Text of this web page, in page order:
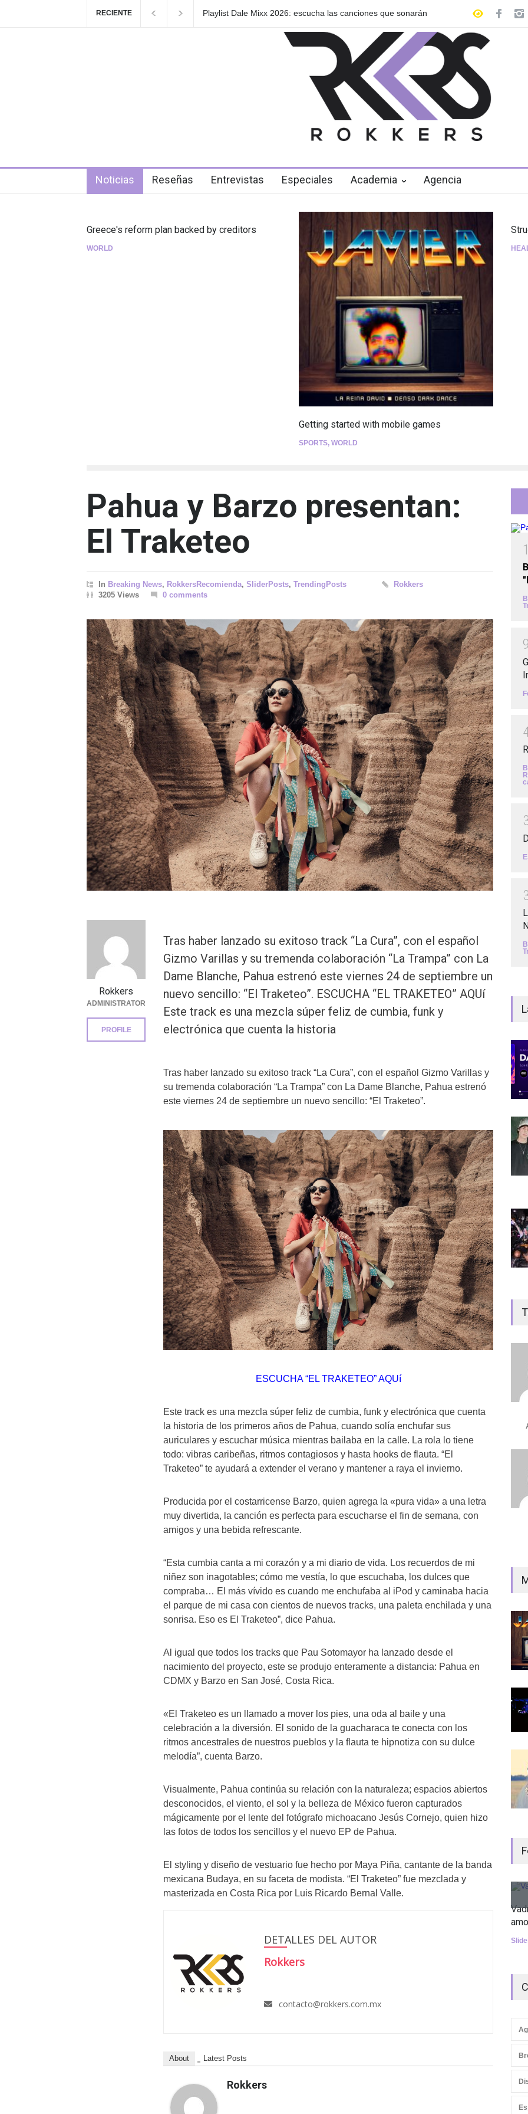
RECIENTE
GRLS anuncia su nuevo EP: Pink Lemonade, disponible el 5
Las Fokin Biches
Noticias Reseñas Entrevistas Especiales Academia Agencia
Greece's reform plan backed by creditors
WORLD
Getting started with mobile games
SPORTS, WORLD
Pahua y Barzo presentan:
El Traketeo
In Breaking News, RokkersRecomienda, SliderPosts, TrendingPosts
Rokkers
3205 Views
0 comments
Tras haber lanzado su exitoso track “La Cura”, con el español
Gizmo Varillas y su tremenda colaboración “La Trampa” con La
Dame Blanche, Pahua estrenó este viernes 24 de septiembre un
nuevo sencillo: “El Traketeo”. ESCUCHA “EL TRAKETEO” AQUí
Este track es una mezcla súper feliz de cumbia, funk y
electrónica que cuenta la historia
Tras haber lanzado su exitoso track “La Cura”, con el español Gizmo Varillas y
su tremenda colaboración “La Trampa” con La Dame Blanche, Pahua estrenó
este viernes 24 de septiembre un nuevo sencillo: “El Traketeo”.
ESCUCHA “EL TRAKETEO” AQUí
Este track es una mezcla súper feliz de cumbia, funk y electrónica que cuenta
la historia de los primeros años de Pahua, cuando solía enchufar sus
auriculares y escuchar música mientras bailaba en la calle. La rola lo tiene
todo: vibras caribeñas, ritmos contagiosos y hasta hooks de flauta. “El
Traketeo” te ayudará a extender el verano y mantener a raya el invierno.
Producida por el costarricense Barzo, quien agrega la «pura vida» a una letra
muy divertida, la canción es perfecta para escucharse el fin de semana, con
amigos y una bebida refrescante.
“Esta cumbia canta a mi corazón y a mi diario de vida. Los recuerdos de mi
niñez son inagotables; cómo me vestía, lo que escuchaba, los dulces que
compraba… El más vívido es cuando me enchufaba al iPod y caminaba hacia
el parque de mi casa con cientos de nuevos tracks, una paleta enchilada y una
sonrisa. Eso es El Traketeo”, dice Pahua.
Al igual que todos los tracks que Pau Sotomayor ha lanzado desde el
nacimiento del proyecto, este se produjo enteramente a distancia: Pahua en
CDMX y Barzo en San José, Costa Rica.
«El Traketeo es un llamado a mover los pies, una oda al baile y una
celebración a la diversión. El sonido de la guacharaca te conecta con los
ritmos ancestrales de nuestros pueblos y la flauta te hipnotiza con su dulce
melodía”, cuenta Barzo.
Visualmente, Pahua continúa su relación con la naturaleza; espacios abiertos
desconocidos, el viento, el sol y la belleza de México fueron capturados
mágicamente por el lente del fotógrafo michoacano Jesús Cornejo, quien hizo
las fotos de todos los sencillos y el nuevo EP de Pahua.
El styling y diseño de vestuario fue hecho por Maya Piña, cantante de la banda
mexicana Budaya, en su faceta de modista. “El Traketeo” fue mezclada y
masterizada en Costa Rica por Luis Ricardo Bernal Valle.
DETALLES DEL AUTOR
Rokkers
contacto@rokkers.com.mx
About Latest Posts
Rokkers
Rokkers
ADMINISTRATOR
PROFILE
1
9